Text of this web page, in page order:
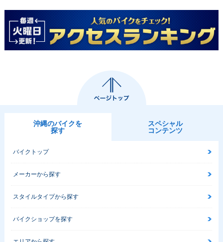
沖縄のバイクを
探す
スペシャル
コンテンツ
バイクトップ
メーカーから探す
スタイルタイプから探す
バイクショップを探す